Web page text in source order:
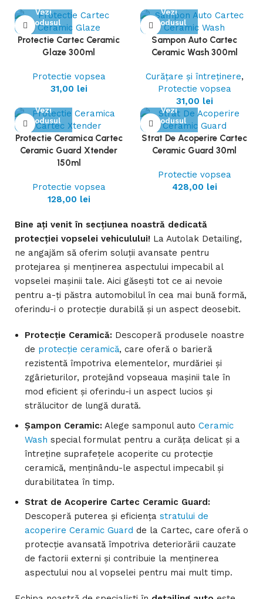
Vezi
Produsul
Protectie Cartec Ceramic
Glaze 300ml
Protectie vopsea
31,00 lei
Vezi
Produsul
Sampon Auto Cartec
Ceramic Wash 300ml
Curățare și întreținere,
Protectie vopsea
31,00 lei
Vezi
Produsul
Protectie Ceramica Cartec
Ceramic Guard Xtender
150ml
Protectie vopsea
128,00 lei
Vezi
Produsul
Strat De Acoperire Cartec
Ceramic Guard 30ml
Protectie vopsea
428,00 lei
Bine ați venit în secțiunea noastră dedicată
protecției vopselei vehiculului! La Autolak Detailing,
ne angajăm să oferim soluții avansate pentru
protejarea și menținerea aspectului impecabil al
vopselei mașinii tale. Aici găsești tot ce ai nevoie
pentru a-ți păstra automobilul în cea mai bună formă,
oferindu-i o protecție durabilă și un aspect deosebit.
Protecție Ceramică: Descoperă produsele noastre
de protecție ceramică, care oferă o barieră
rezistentă împotriva elementelor, murdăriei și
zgârieturilor, protejând vopseaua mașinii tale în
mod eficient și oferindu-i un aspect lucios și
strălucitor de lungă durată.
Șampon Ceramic: Alege samponul auto Ceramic
Wash special formulat pentru a curăța delicat și a
întreține suprafețele acoperite cu protecție
ceramică, menținându-le aspectul impecabil și
durabilitatea în timp.
Strat de Acoperire Cartec Ceramic Guard:
Descoperă puterea și eficiența stratului de
acoperire Ceramic Guard de la Cartec, care oferă o
protecție avansată împotriva deteriorării cauzate
de factorii externi și contribuie la menținerea
aspectului nou al vopselei pentru mai mult timp.